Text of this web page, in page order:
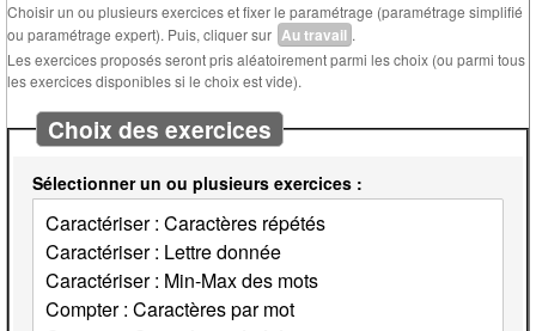
Choisir un ou plusieurs exercices et fixer le paramétrage (paramétrage simplifié
ou paramétrage expert). Puis, cliquer sur Au travail .
Les exercices proposés seront pris aléatoirement parmi les choix (ou parmi tous
les exercices disponibles si le choix est vide).
Choix des exercices
Sélectionner un ou plusieurs exercices :